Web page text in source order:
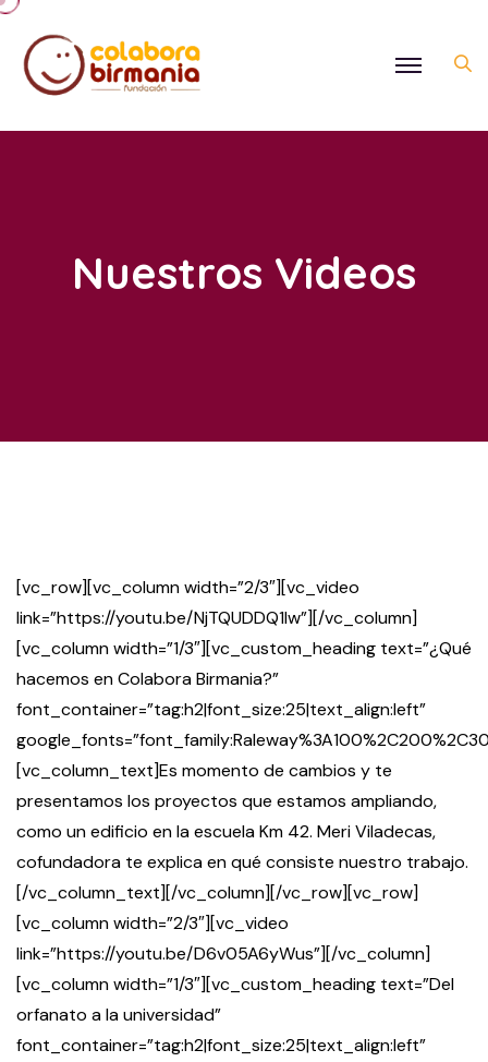
Nuestros Videos
[vc_row][vc_column width=”2/3″][vc_video
link=”https://youtu.be/NjTQUDDQ1Iw”][/vc_column]
[vc_column width=”1/3″][vc_custom_heading text=”¿Qué
hacemos en Colabora Birmania?”
font_container=”tag:h2|font_size:25|text_align:left”
[vc_column_text]Es momento de cambios y te
presentamos los proyectos que estamos ampliando,
como un edificio en la escuela Km 42. Meri Viladecas,
cofundadora te explica en qué consiste nuestro trabajo.
[/vc_column_text][/vc_column][/vc_row][vc_row]
[vc_column width=”2/3″][vc_video
link=”https://youtu.be/D6v05A6yWus”][/vc_column]
[vc_column width=”1/3″][vc_custom_heading text=”Del
orfanato a la universidad”
font_container=”tag:h2|font_size:25|text_align:left”